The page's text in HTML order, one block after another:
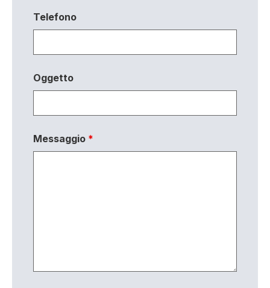
Telefono
Oggetto
Messaggio *